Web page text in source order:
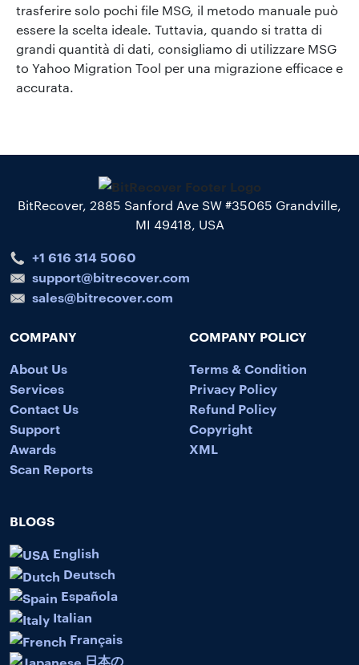
trasferire solo pochi file MSG, il metodo manuale può
essere la scelta ideale. Tuttavia, quando si tratta di
grandi quantità di dati, consigliamo di utilizzare MSG
to Yahoo Migration Tool per una migrazione efficace e
accurata.
BitRecover, 2885 Sanford Ave SW #35065 Grandville,
MI 49418, USA
+1 616 314 5060
support@bitrecover.com
sales@bitrecover.com
COMPANY
About Us
Services
Contact Us
Support
Awards
Scan Reports
COMPANY POLICY
Terms & Condition
Privacy Policy
Refund Policy
Copyright
XML
BLOGS
English
Deutsch
Española
Italian
Français
日本の